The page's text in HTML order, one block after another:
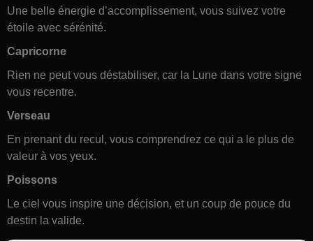
Une belle énergie d’accomplissement, vous suivez votre
étoile avec sérénité.
Capricorne
Rien ne peut vous déstabiliser, car la Lune dans votre signe
vous recentre.
Verseau
En prenant du recul, vous comprendrez ce qui a le plus de
valeur à vos yeux.
Poissons
Le ciel vous inspire une décision, et un coup de pouce du
destin la valide.